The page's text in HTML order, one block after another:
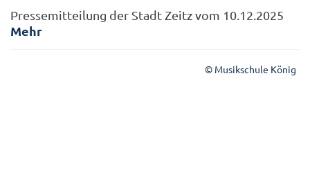
Pressemitteilung der Stadt Zeitz vom 10.12.2025
Mehr
© Musikschule König